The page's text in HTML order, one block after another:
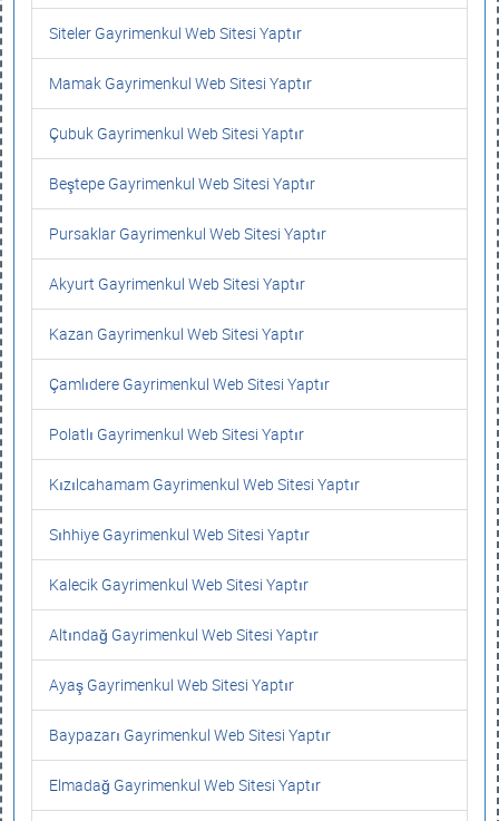
Siteler Gayrimenkul Web Sitesi Yaptır
Mamak Gayrimenkul Web Sitesi Yaptır
Çubuk Gayrimenkul Web Sitesi Yaptır
Beştepe Gayrimenkul Web Sitesi Yaptır
Pursaklar Gayrimenkul Web Sitesi Yaptır
Akyurt Gayrimenkul Web Sitesi Yaptır
Kazan Gayrimenkul Web Sitesi Yaptır
Çamlıdere Gayrimenkul Web Sitesi Yaptır
Polatlı Gayrimenkul Web Sitesi Yaptır
Kızılcahamam Gayrimenkul Web Sitesi Yaptır
Sıhhiye Gayrimenkul Web Sitesi Yaptır
Kalecik Gayrimenkul Web Sitesi Yaptır
Altındağ Gayrimenkul Web Sitesi Yaptır
Ayaş Gayrimenkul Web Sitesi Yaptır
Baypazarı Gayrimenkul Web Sitesi Yaptır
Elmadağ Gayrimenkul Web Sitesi Yaptır